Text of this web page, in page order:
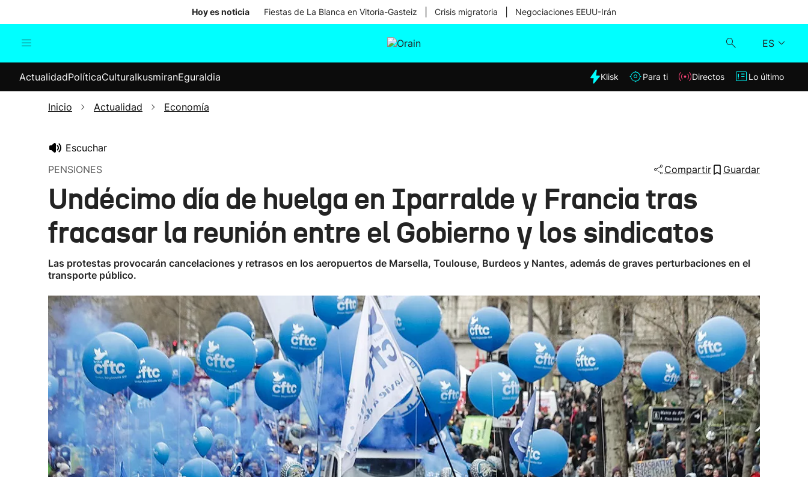
Hoy es noticia Fiestas de La Blanca en Vitoria-Gasteiz Crisis migratoria Negociaciones EEUU-Irán
ES
Internacional
Elecciones
Klisk
ActualidadPolíticaCulturaIkusmiranEguraldia Klisk Para ti Directos Lo último
Inicio Actualidad Economía
Escuchar
PENSIONES
Compartir Guardar
Undécimo día de huelga en Iparralde y Francia tras
fracasar la reunión entre el Gobierno y los sindicatos
Las protestas provocarán cancelaciones y retrasos en los aeropuertos de Marsella, Toulouse, Burdeos y Nantes, además de graves perturbaciones en el
transporte público.